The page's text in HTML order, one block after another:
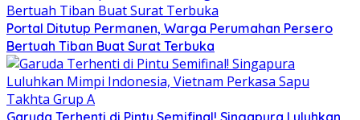
Portal Ditutup Permanen, Warga Perumahan Persero
Bertuah Tiban Buat Surat Terbuka
Garuda Terhenti di Pintu Semifinal! Singapura Luluhkan